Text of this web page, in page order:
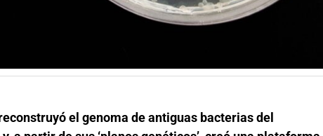
el genoma de antiguas bacterias del